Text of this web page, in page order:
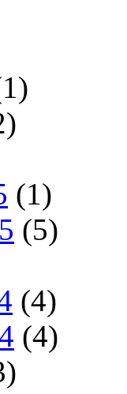
(1)
(5)
(4)
(4)